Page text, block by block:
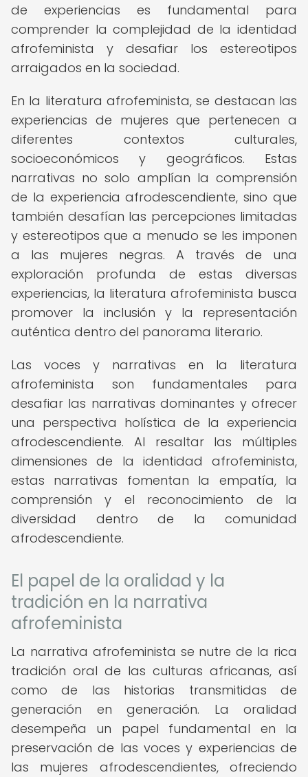
de experiencias es fundamental para
comprender la complejidad de la identidad
afrofeminista y desafiar los estereotipos
arraigados en la sociedad.
En la literatura afrofeminista, se destacan las
experiencias de mujeres que pertenecen a
diferentes contextos culturales,
socioeconómicos y geográficos. Estas
narrativas no solo amplían la comprensión
de la experiencia afrodescendiente, sino que
también desafían las percepciones limitadas
y estereotipos que a menudo se les imponen
a las mujeres negras. A través de una
exploración profunda de estas diversas
experiencias, la literatura afrofeminista busca
promover la inclusión y la representación
auténtica dentro del panorama literario.
Las voces y narrativas en la literatura
afrofeminista son fundamentales para
desafiar las narrativas dominantes y ofrecer
una perspectiva holística de la experiencia
afrodescendiente. Al resaltar las múltiples
dimensiones de la identidad afrofeminista,
estas narrativas fomentan la empatía, la
comprensión y el reconocimiento de la
diversidad dentro de la comunidad
afrodescendiente.
El papel de la oralidad y la
tradición en la narrativa
afrofeminista
La narrativa afrofeminista se nutre de la rica
tradición oral de las culturas africanas, así
como de las historias transmitidas de
generación en generación. La oralidad
desempeña un papel fundamental en la
preservación de las voces y experiencias de
las mujeres afrodescendientes, ofreciendo